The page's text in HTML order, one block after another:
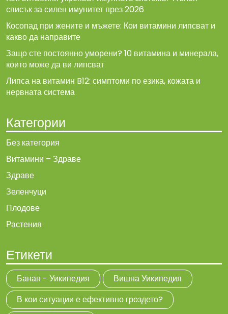
списък за силен имунитет през 2026
Косопад при жените и мъжете: Кои витамини липсват и
какво да направите
Защо сте постоянно уморени? 10 витамина и минерала,
които може да ви липсват
Липса на витамин B12: симптоми по езика, кожата и
нервната система
Категории
Без категория
Витамини – Здраве
Здраве
Зеленчуци
Плодове
Растения
Етикети
Банан - Уикипедия
Вишна Уикипедия
В кои ситуации е ефективно гроздето?